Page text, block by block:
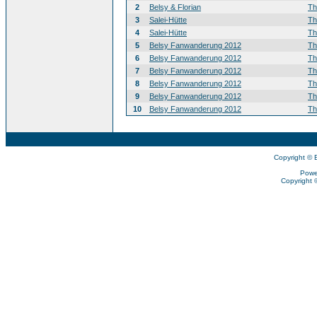
2
Belsy & Florian
3
Salei-Hütte
4
Salei-Hütte
5
Belsy Fanwanderung 2012
6
Belsy Fanwanderung 2012
7
Belsy Fanwanderung 2012
8
Belsy Fanwanderung 2012
9
Belsy Fanwanderung 2012
10
Belsy Fanwanderung 2012
Copyright ©
Copyright